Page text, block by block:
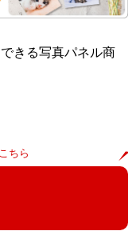
きる写真パネル商
ちら